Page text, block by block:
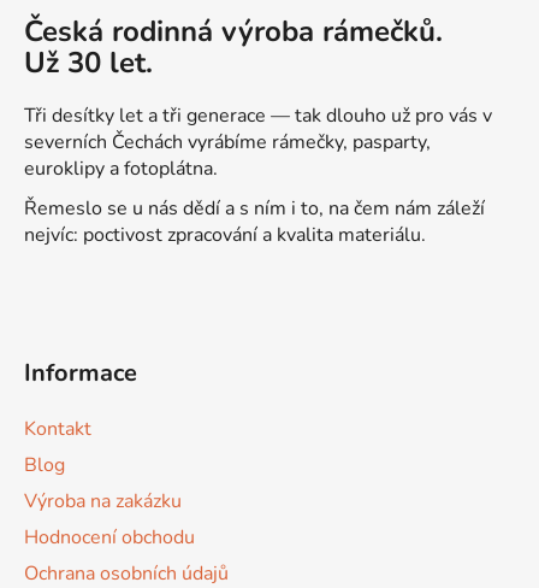
y
v
i
s
Česká rodinná výroba rámečků.
Už 30 let.
Tři desítky let a tři generace — tak dlouho už pro vás v
severních Čechách vyrábíme rámečky, pasparty,
euroklipy a fotoplátna.
Řemeslo se u nás dědí a s ním i to, na čem nám záleží
nejvíc: poctivost zpracování a kvalita materiálu.
Informace
Kontakt
Blog
Výroba na zakázku
Hodnocení obchodu
Ochrana osobních údajů